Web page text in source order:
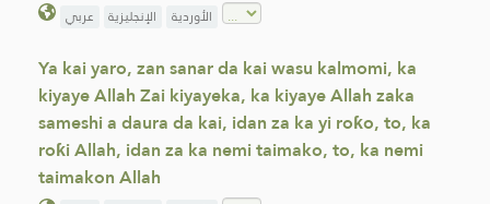
عربي الإنجليزية الأوردية
Ya kai yaro, zan sanar da kai wasu kalmomi, ka
kiyaye Allah Zai kiyayeka, ka kiyaye Allah zaka
sameshi a daura da kai, idan za ka yi roƙo, to, ka
roƙi Allah, idan za ka nemi taimako, to, ka nemi
taimakon Allah